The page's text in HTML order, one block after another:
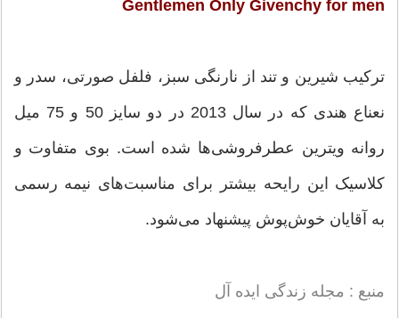
Gentlemen Only Givenchy for men
ترکیب شیرین و تند از نارنگی سبز، فلفل صورتی، سدر و
نعناع هندی که در سال 2013 در دو سایز 50 و 75 میل
روانه ویترین عطرفروشی‌ها شده است. بوی متفاوت و
کلاسیک این رایحه بیشتر برای مناسبت‌های نیمه رسمی
به آقایان خوش‌پوش پیشنهاد می‌شود.
منبع : مجله زندگی ایده آل